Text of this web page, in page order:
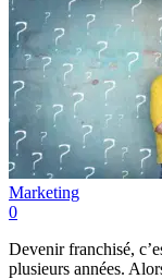
Marketing
0
Devenir franchisé,
plusieurs années.